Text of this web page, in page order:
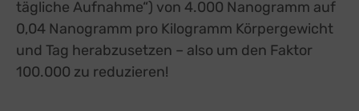
tägliche Aufnahme“) von 4.000 Nanogramm auf
0,04 Nanogramm pro Kilogramm Körpergewicht
und Tag herabzusetzen – also um den Faktor
100.000 zu reduzieren!